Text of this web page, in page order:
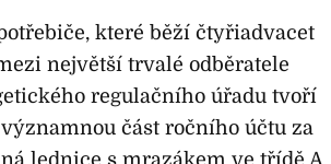
které běží čtyřiadvacet
největší trvalé odběratele
regulačního úřadu tvoří
část ročního účtu za
lednice s mrazákem ve třídě A